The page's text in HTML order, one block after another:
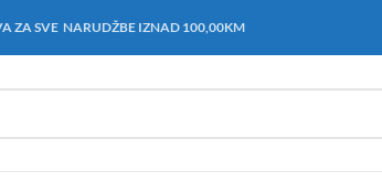
ZA SVE NARUDŽBE IZNAD 100,00KM